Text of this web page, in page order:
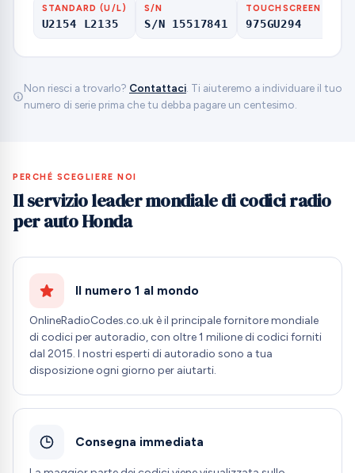
STANDARD (U/L)
U2154 L2135
S/N
S/N 15517841
TOUCHSCREEN
975GU294
Non riesci a trovarlo? Contattaci . Ti aiuteremo a individuare il tuo
numero di serie prima che tu debba pagare un centesimo.
PERCHÉ SCEGLIERE NOI
Il servizio leader mondiale di codici radio
per auto Honda
Il numero 1 al mondo
OnlineRadioCodes.co.uk è il principale fornitore mondiale
di codici per autoradio, con oltre 1 milione di codici forniti
dal 2015. I nostri esperti di autoradio sono a tua
disposizione ogni giorno per aiutarti.
Consegna immediata